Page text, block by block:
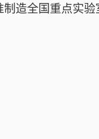
造全国重点实